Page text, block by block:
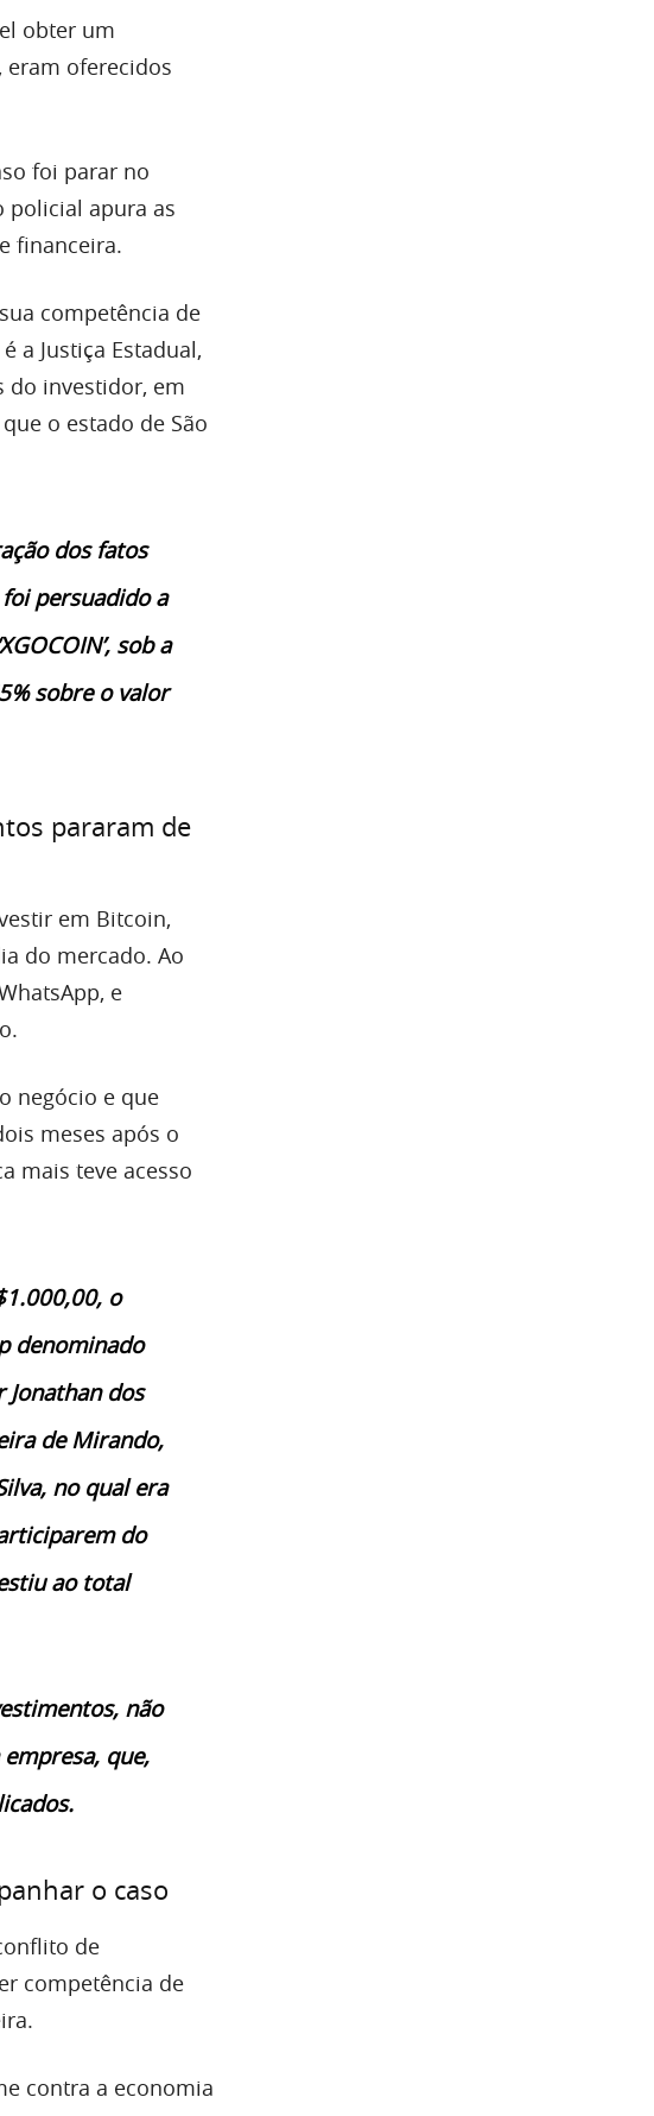
obter um
eram oferecidos
foi parar no
policial apura as
financeira.
competência de
a Justiça Estadual,
do investidor, em
o estado de São
dos fatos
persuadido a
sob a
sobre o valor
pararam de
em Bitcoin,
do mercado. Ao
e
negócio e que
meses após o
mais teve acesso
o
denominado
Jonathan dos
de Mirando,
no qual era
do
ao total
não
que,
o caso
de
competência de
contra a economia